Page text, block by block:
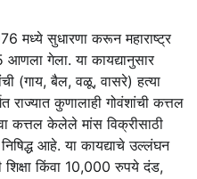
मध्ये सुधारणा करून महाराष्ट्र
आणला गेला. या कायद्यानुसार
(गाय, बैल, वळू, वासरे) हत्या
राज्यात कुणालाही गोवंशांची कत्तल
कत्तल केलेले मांस विक्रीसाठी
आहे. या कायद्याचे उल्लंघन
शिक्षा किंवा 10,000 रुपये दंड,